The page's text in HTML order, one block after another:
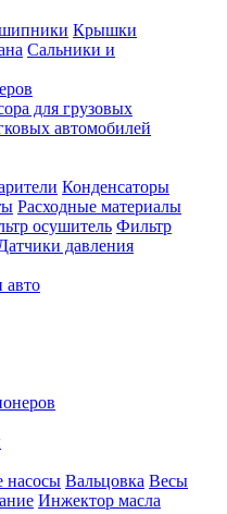
Крышки
Сальники и
для грузовых
автомобилей
Конденсаторы
Расходные материалы
осушитель Фильтр
давления
авто
насосы Вальцовка Весы
Инжектор масла